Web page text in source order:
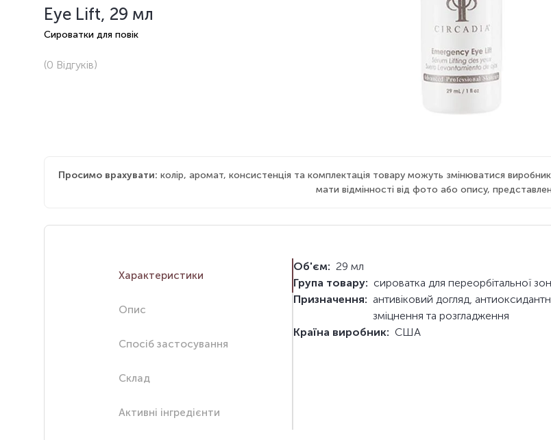
Eye Lift, 29 мл
Сироватки для повік
(0 Відгуків)
Просимо врахувати: колір, аромат, консистенція та комплектація товару можуть змінюватися
мати відмінності від фото або опису,
Характеристики
Опис
Спосіб застосування
Склад
Активні інгредієнти
Об'єм: 29 мл
Група товару: сироватка для переорбітальної
Призначення: антивіковий догляд,
зміцнення та розгладження
Країна виробник: США